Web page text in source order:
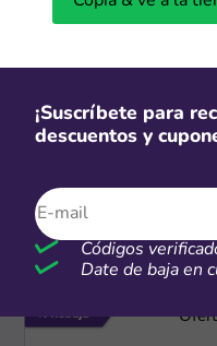
Más cupones de Nike
-
¡Suscríbete para
descuentos y
Códigos
Date de baja en